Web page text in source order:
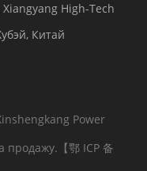
High-Tech
Китай
Power
продажу. 【鄂 ICP 备